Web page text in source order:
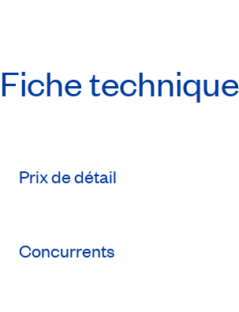
Fiche technique
Prix de détail
Concurrents